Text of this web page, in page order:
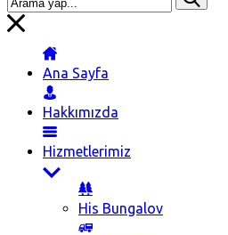
Ana Sayfa
Hakkımızda
Hizmetlerimiz
His Bungalov